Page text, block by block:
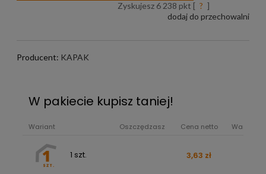
Zyskujesz 6 238 pkt [ ? ]
dodaj do przechowalni
Producent: KAPAK
W pakiecie kupisz taniej!
Wariant Oszczędzasz Cena netto Wartość
1 szt. 3,63 zł